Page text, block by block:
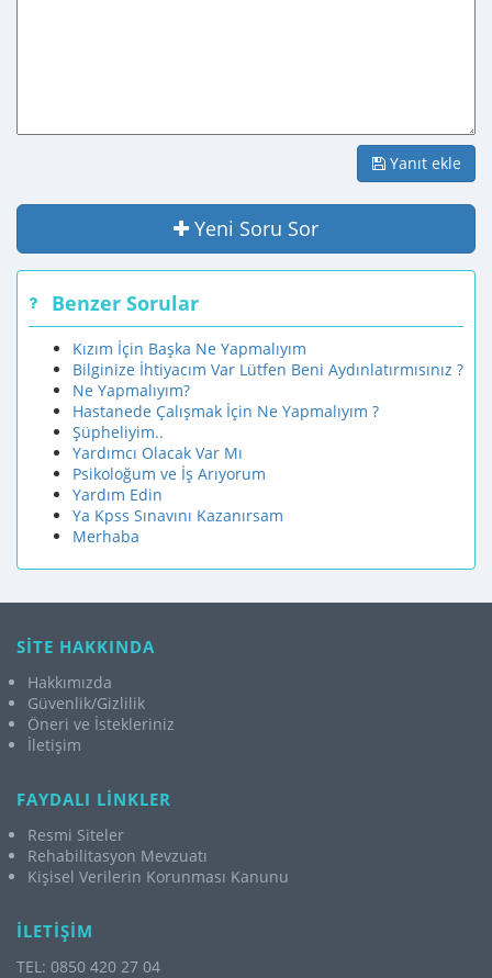
Yanıt ekle
Yeni Soru Sor
Benzer Sorular
Kızım İçin Başka Ne Yapmalıyım
Bilginize İhtiyacım Var Lütfen Beni Aydınlatırmısınız ?
Ne Yapmalıyım?
Hastanede Çalışmak İçin Ne Yapmalıyım ?
Şüpheliyim..
Yardımcı Olacak Var Mı
Psikoloğum ve İş Arıyorum
Yardım Edin
Ya Kpss Sınavını Kazanırsam
Merhaba
SİTE HAKKINDA
Hakkımızda
Güvenlik/Gizlilik
Öneri ve İstekleriniz
İletişim
FAYDALI LİNKLER
Resmi Siteler
Rehabilitasyon Mevzuatı
Kişisel Verilerin Korunması Kanunu
İLETİŞİM
TEL: 0850 420 27 04